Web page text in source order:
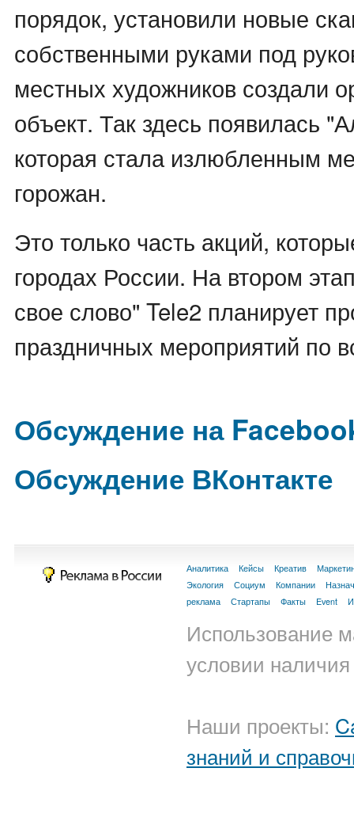
порядок, установили новые
собственными руками под
местных художников создали
объект. Так здесь появилась
которая стала излюбленным
горожан.
Это только часть акций,
городах России. На втором
свое слово" Tele2 планирует
праздничных мероприятий по
Обсуждение на
Обсуждение ВКонтакте
Аналитика Кейсы Креатив
Экология
Социум Компании
реклама
Стартапы Факты Event
Использование
условии
Наши проекты:
знаний и